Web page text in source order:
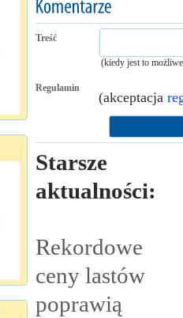
Treść
(kiedy jest to
Regulamin
(akceptacja
Starsze
aktualności:
Rekordowe
ceny lastów
poprawią